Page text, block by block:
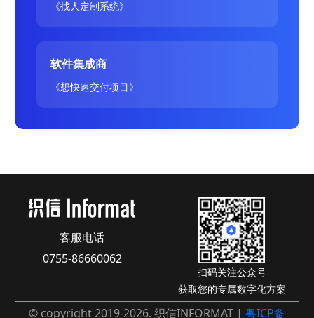
《找人定制系统》
软件集成商
《想快速交付项目》
客服电话
0755-86660062
扫码关注公众号
获取您的专属数字化方案
© copyright 2019-2026. 织信INFORMAT | 粤ICP备